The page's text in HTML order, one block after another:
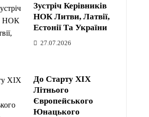
Зустріч Керівників
НОК Литви, Латвії,
Естонії Та України
27.07.2026
До Старту XIX
Літнього
Європейського
Юнацького